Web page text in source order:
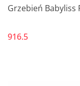
Grzebień Babyliss
916.5